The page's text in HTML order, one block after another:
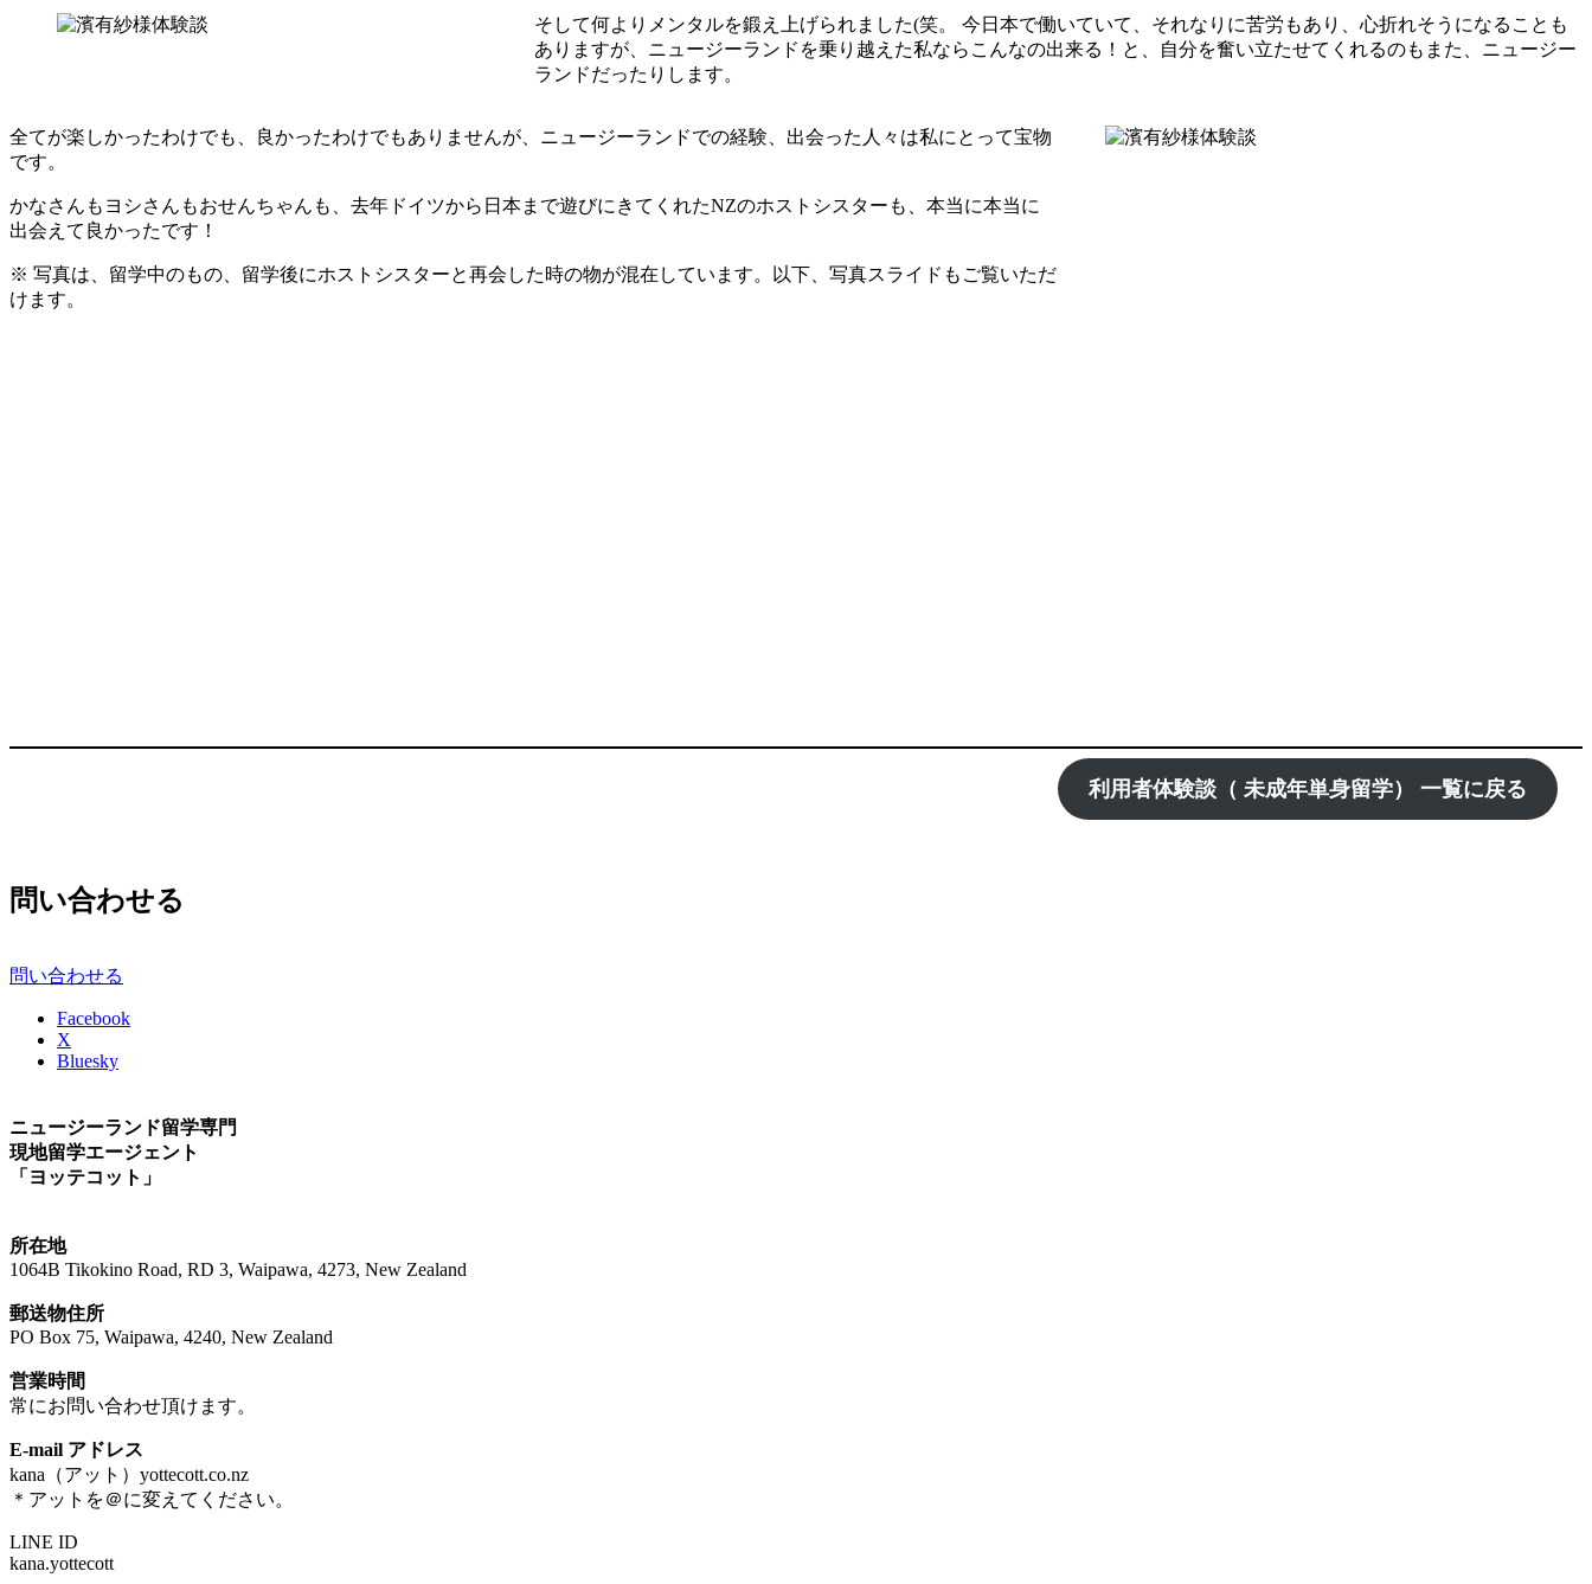
そして何よりメンタルを鍛え上げられました(笑。 今日本で働いていて、それなりに苦労もあり、心折れそうになることも
ありますが、ニュージーランドを乗り越えた私ならこんなの出来る！と、自分を奮い立たせてくれるのもまた、ニュージー
ランドだったりします。
全てが楽しかったわけでも、良かったわけでもありませんが、ニュージーランドでの経験、出会った人々は私にとって宝物
です。
かなさんもヨシさんもおせんちゃんも、去年ドイツから日本まで遊びにきてくれたNZのホストシスターも、本当に本当に
出会えて良かったです！
※ 写真は、留学中のもの、留学後にホストシスターと再会した時の物が混在しています。以下、写真スライドもご覧いただ
けます。
利用者体験談（ 未成年単身留学） 一覧に戻る
問い合わせる
問い合わせる
Facebook
X
Bluesky
ニュージーランド留学専門
現地留学エージェント
「ヨッテコット」
所在地
1064B Tikokino Road, RD 3, Waipawa, 4273, New Zealand
郵送物住所
PO Box 75, Waipawa, 4240, New Zealand
営業時間
常にお問い合わせ頂けます。
E-mail アドレス
kana（アット）yottecott.co.nz
＊アットを＠に変えてください。
LINE ID
kana.yottecott